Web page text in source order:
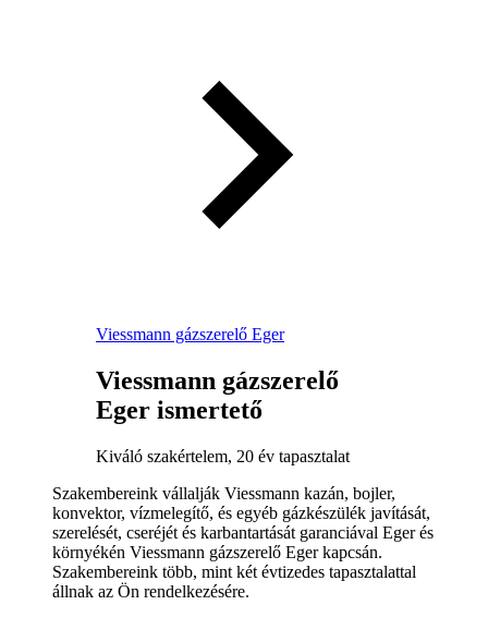
Viessmann gázszerelő Eger
Viessmann gázszerelő
Eger ismertető
Kiváló szakértelem, 20 év tapasztalat
Szakembereink vállalják Viessmann kazán, bojler,
konvektor, vízmelegítő, és egyéb gázkészülék javítását,
szerelését, cseréjét és karbantartását garanciával Eger és
környékén Viessmann gázszerelő Eger kapcsán.
Szakembereink több, mint két évtizedes tapasztalattal
állnak az Ön rendelkezésére.